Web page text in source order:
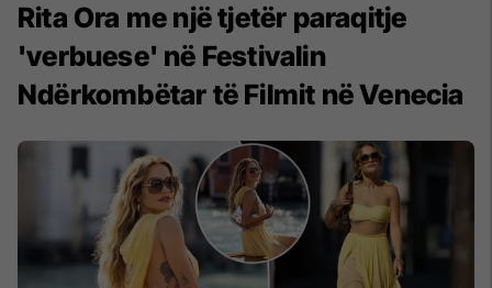
Rita Ora me një tjetër paraqitje
'verbuese' në Festivalin
Ndërkombëtar të Filmit në Venecia